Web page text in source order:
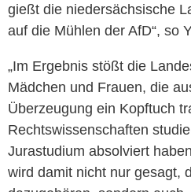
gießt die niedersächsische
auf die Mühlen der AfD“, so
„Im Ergebnis stößt die
Mädchen und Frauen, die
Überzeugung ein Kopftuch
Rechtswissenschaften
Jurastudium absolviert
wird damit nicht nur gesagt,